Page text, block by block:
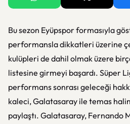
Bu sezon Eyüpspor formasıyla
performansla dikkatleri üzerine
kulüpleri de dahil olmak üzere
listesine girmeyi başardı. Süper
performans sonrası geleceği
kaleci, Galatasaray ile temas
paylaştı. Galatasaray, Fernando